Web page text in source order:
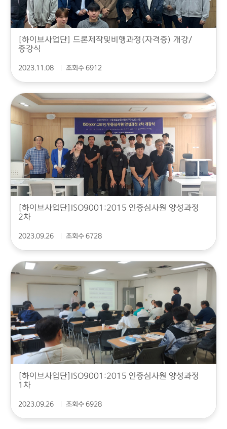
[하이브사업단] 드론제작및비행과정(자격증) 개강/
종강식
2023.11.08 조회수 6912
[하이브사업단]ISO9001:2015 인증심사원 양성과정
2차
2023.09.26 조회수 6728
[하이브사업단]ISO9001:2015 인증심사원 양성과정
1차
2023.09.26 조회수 6928